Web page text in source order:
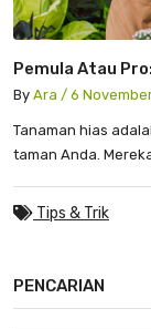
Pemula Atau
Hias
By Ara / 6
Tanaman hias
taman Anda.
Tips & Trik
PENCARIAN